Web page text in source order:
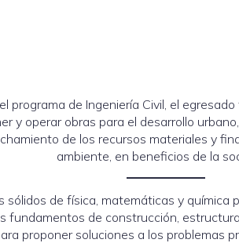
programa de Ingeniería Civil, el
y operar obras para el desarrollo
de los recursos materiales y
ambiente, en beneficios de la
sólidos de física, matemáticas y química
fundamentos de construcción,
proponer soluciones a los problemas